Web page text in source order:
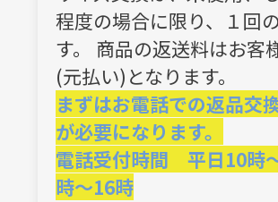
程度の場合に限り、１回
す。 商品の返送料はお客
(元払い)となります。
まずはお電話での返品交
が必要になります。
電話受付時間 平日10時
時～16時